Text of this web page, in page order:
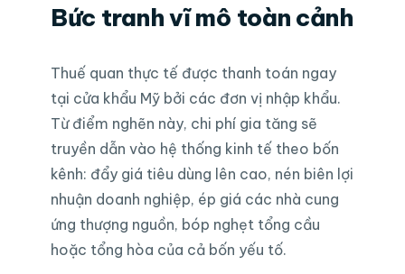
Bức tranh vĩ mô toàn cảnh
Thuế quan thực tế được thanh toán ngay
tại cửa khẩu Mỹ bởi các đơn vị nhập khẩu.
Từ điểm nghẽn này, chi phí gia tăng sẽ
truyền dẫn vào hệ thống kinh tế theo bốn
kênh: đẩy giá tiêu dùng lên cao, nén biên lợi
nhuận doanh nghiệp, ép giá các nhà cung
ứng thượng nguồn, bóp nghẹt tổng cầu
hoặc tổng hòa của cả bốn yếu tố.